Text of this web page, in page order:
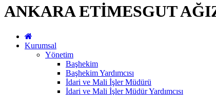
ANKARA ETİMESGUT
Kurumsal
Yönetim
Başhekim
Başhekim Yardımcısı
İdari ve Mali İşler Müdürü
İdari ve Mali İşler Müdür Yardımcısı